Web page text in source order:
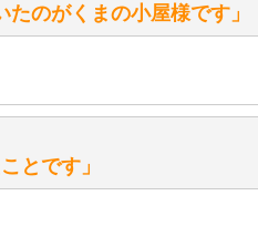
『グロウラー』といいます。
ぜでしょうか？
と音が鳴る『スクエーカー』が
のがくまの小屋様です」
とです」